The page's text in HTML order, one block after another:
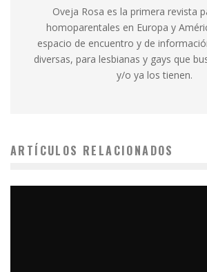
Oveja Rosa es la primera revista
homoparentales en Europa y
espacio de encuentro y de
diversas, para lesbianas y gays que
y/o ya los tienen.
ARTÍCULOS RELACIONADOS